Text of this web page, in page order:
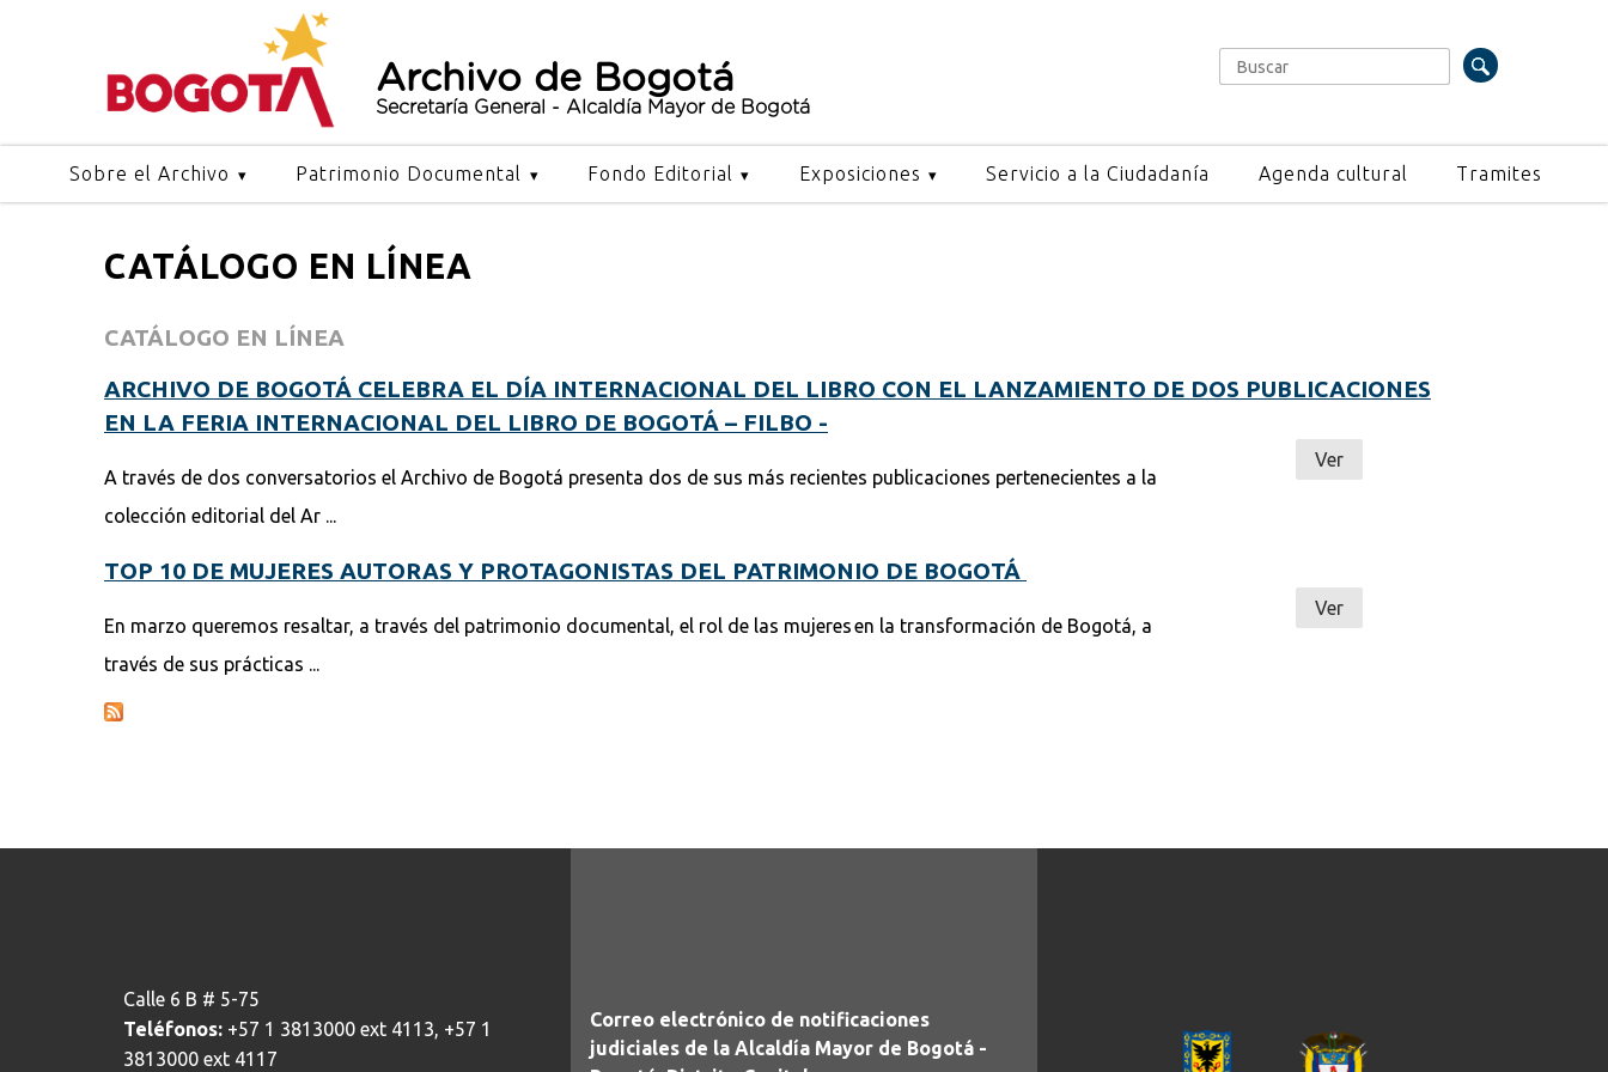
Archivo de Bogotá
Secretaría General - Alcaldía Mayor de Bogotá
Formulario de búsqueda
Buscar
Sobre el Archivo Patrimonio Documental Fondo Editorial Exposiciones Servicio a la Ciudadanía Agenda cultural Tramites
CATÁLOGO EN LÍNEA
CATÁLOGO EN LÍNEA
ARCHIVO DE BOGOTÁ CELEBRA EL DÍA INTERNACIONAL DEL LIBRO CON EL LANZAMIENTO DE DOS PUBLICACIONES
EN LA FERIA INTERNACIONAL DEL LIBRO DE BOGOTÁ – FILBO -
A través de dos conversatorios el Archivo de Bogotá presenta dos de sus más recientes publicaciones pertenecientes a la
colección editorial del Ar ...
Ver
TOP 10 DE MUJERES AUTORAS Y PROTAGONISTAS DEL PATRIMONIO DE BOGOTÁ
En marzo queremos resaltar, a través del patrimonio documental, el rol de las mujeres en la transformación de Bogotá, a
través de sus prácticas ...
Ver
Calle 6 B # 5-75
Teléfonos: +57 1 3813000 ext 4113, +57 1
3813000 ext 4117
Correo electrónico de notificaciones
judiciales de la Alcaldía Mayor de Bogotá -